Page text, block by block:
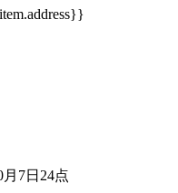
7日24点